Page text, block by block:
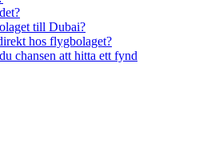
till Dubai?
hos flygbolaget?
chansen att hitta ett fynd